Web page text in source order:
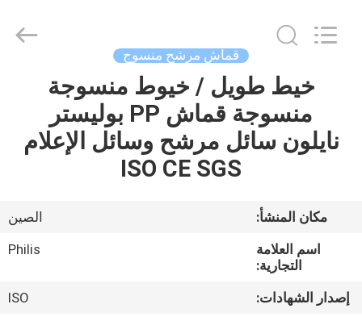
الصفحة
الرئيسية
معلومات
جولة
Technology
قماش مرشح منسوج
خيط طويل / خيوط منسوجة
منسوجة قماش PP بوليستر
نايلون سائل مرشح وسائل الإعلام
ISO CE SGS
مكان المنشأ:
الصين
اسم العلامة
التجارية:
Philis
إصدار الشهادات:
ISO